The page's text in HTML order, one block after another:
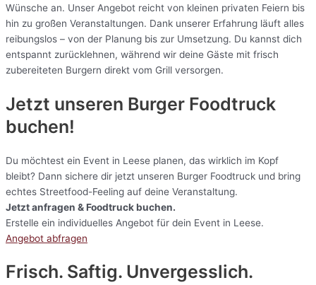
Wünsche an. Unser Angebot reicht von kleinen privaten Feiern bis
hin zu großen Veranstaltungen. Dank unserer Erfahrung läuft alles
reibungslos – von der Planung bis zur Umsetzung. Du kannst dich
entspannt zurücklehnen, während wir deine Gäste mit frisch
zubereiteten Burgern direkt vom Grill versorgen.
Jetzt unseren Burger Foodtruck
buchen!
Du möchtest ein Event in Leese planen, das wirklich im Kopf
bleibt? Dann sichere dir jetzt unseren Burger Foodtruck und bring
echtes Streetfood-Feeling auf deine Veranstaltung.
Jetzt anfragen & Foodtruck buchen.
Erstelle ein individuelles Angebot für dein Event in Leese.
Angebot abfragen
Frisch. Saftig. Unvergesslich.